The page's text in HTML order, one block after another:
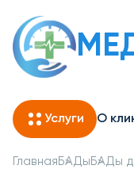
Услуги О
Главная БАДы БАДы